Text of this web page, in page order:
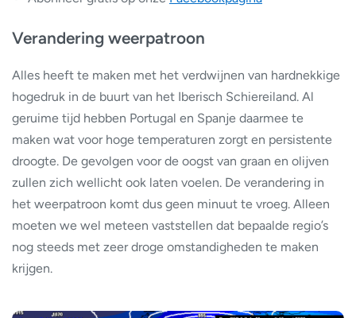
Verandering weerpatroon
Alles heeft te maken met het verdwijnen van hardnekkige
hogedruk in de buurt van het Iberisch Schiereiland. Al
geruime tijd hebben Portugal en Spanje daarmee te
maken wat voor hoge temperaturen zorgt en persistente
droogte. De gevolgen voor de oogst van graan en olijven
zullen zich wellicht ook laten voelen. De verandering in
het weerpatroon komt dus geen minuut te vroeg. Alleen
moeten we wel meteen vaststellen dat bepaalde regio’s
nog steeds met zeer droge omstandigheden te maken
krijgen.